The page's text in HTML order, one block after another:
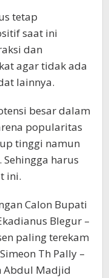
tetap
saat ini
dan
agar tidak ada
lainnya.
besar dalam
popularitas
tinggi namun
harus
ini.
Calon Bupati
Blegur –
paling terekam
Th Pally –
Abdul Madjid